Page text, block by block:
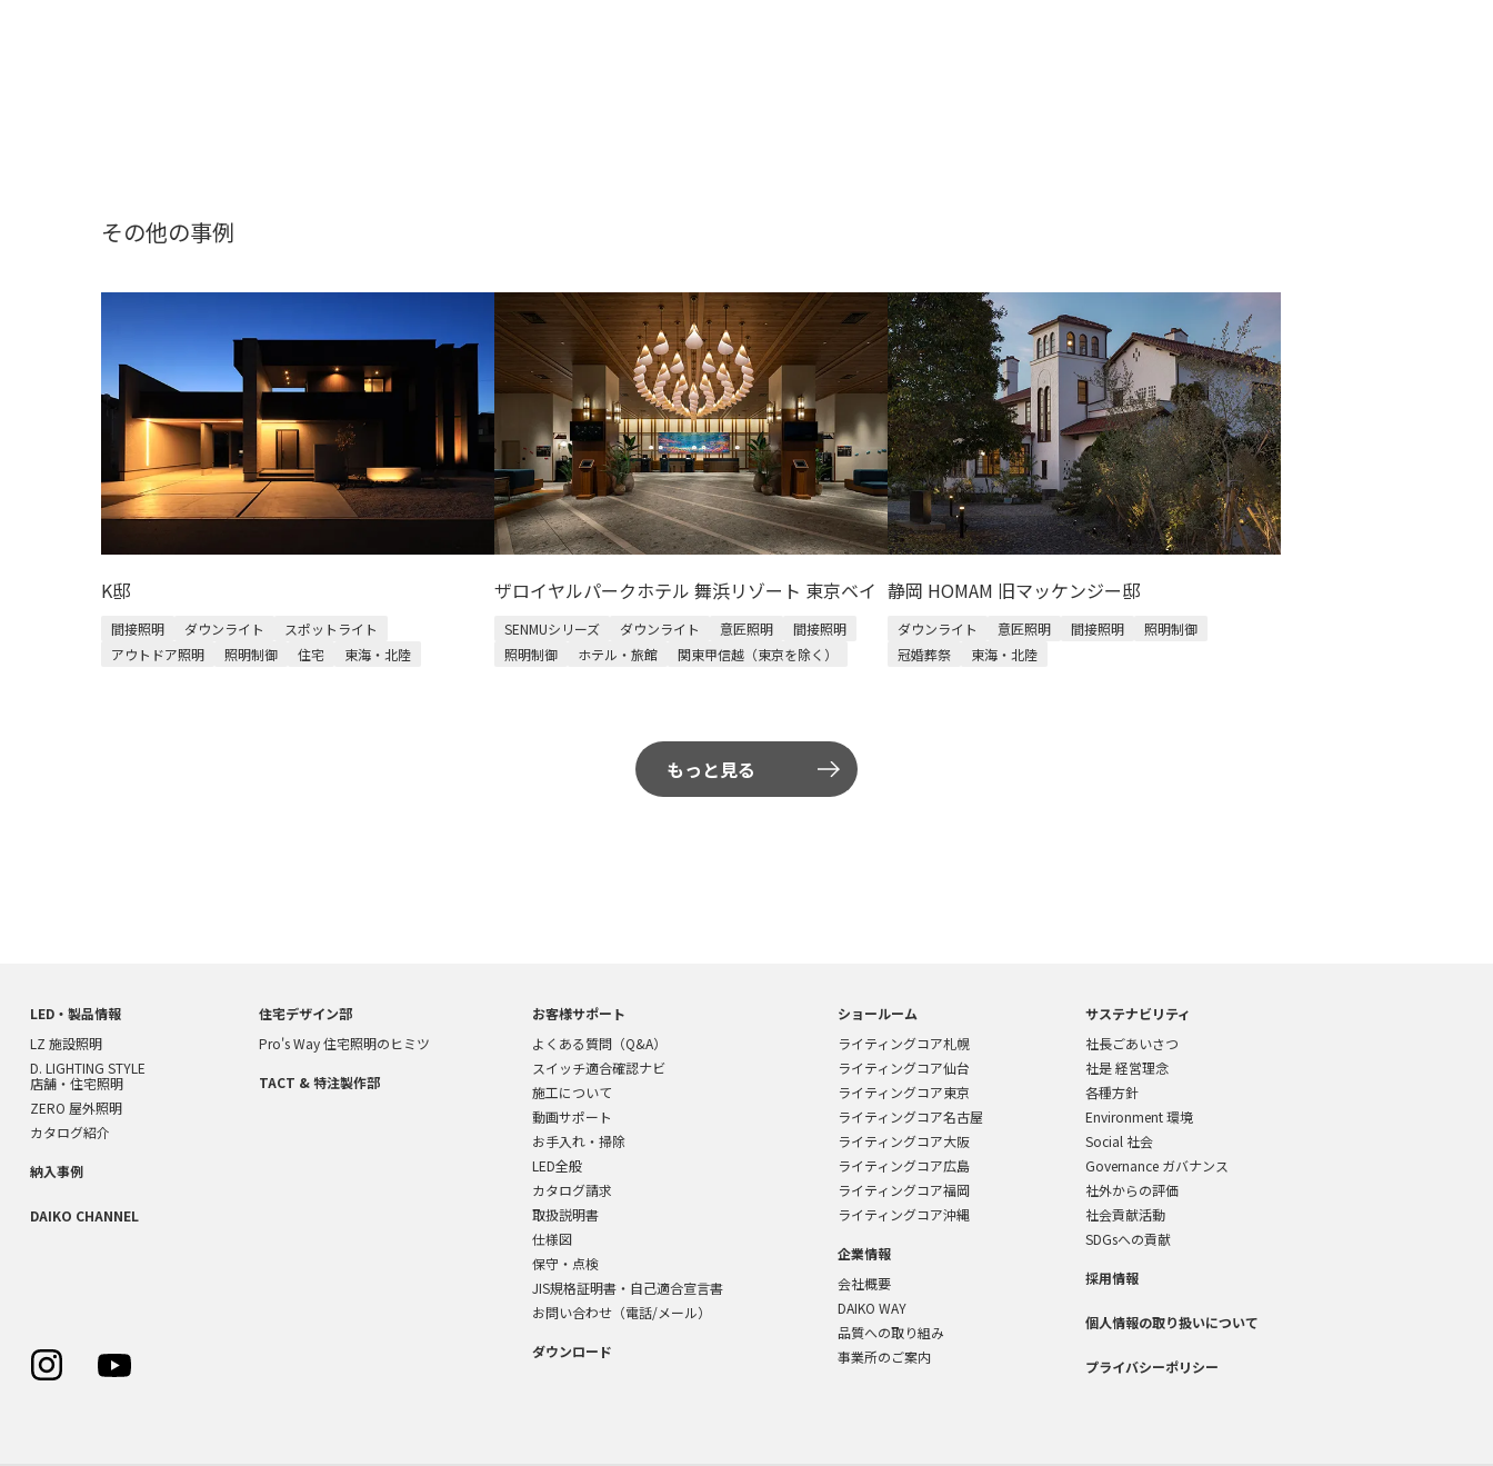
その他の事例
K邸
間接照明 ダウンライト
スポットライト
アウトドア照明
照明制御 住宅 東海・北陸
ザロイヤルパークホテル 舞浜リゾート 東京ベイ
SENMUシリーズ ダウンライト 意匠照明
間接照明
照明制御
ホテル・旅館 関東甲信越（東京を除く）
静岡 HOMAM 旧マッケンジー邸
ダウンライト 意匠照明 間接照明
照明制御
冠婚葬祭
東海・北陸
もっと見る
LED・製品情報
LZ 施設照明
D. LIGHTING STYLE
店舗・住宅照明
ZERO 屋外照明
カタログ紹介
納入事例
DAIKO CHANNEL
住宅デザイン部
Pro's Way 住宅照明のヒミツ
TACT & 特注製作部
お客様サポート
よくある質問（Q&A）
スイッチ適合確認ナビ
施工について
動画サポート
お手入れ・掃除
LED全般
カタログ請求
取扱説明書
仕様図
保守・点検
JIS規格証明書・自己適合宣言書
お問い合わせ（電話/メール）
ダウンロード
ショールーム
ライティングコア札幌
ライティングコア仙台
ライティングコア東京
ライティングコア名古屋
ライティングコア大阪
ライティングコア広島
ライティングコア福岡
ライティングコア沖縄
企業情報
会社概要
DAIKO WAY
品質への取り組み
事業所のご案内
サステナビリティ
社長ごあいさつ
社是 経営理念
各種方針
Environment 環境
Social 社会
Governance ガバナンス
社外からの評価
社会貢献活動
SDGsへの貢献
採用情報
個人情報の取り扱いについて
プライバシーポリシー